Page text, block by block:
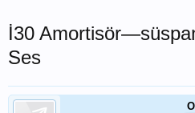
İ30
Ses